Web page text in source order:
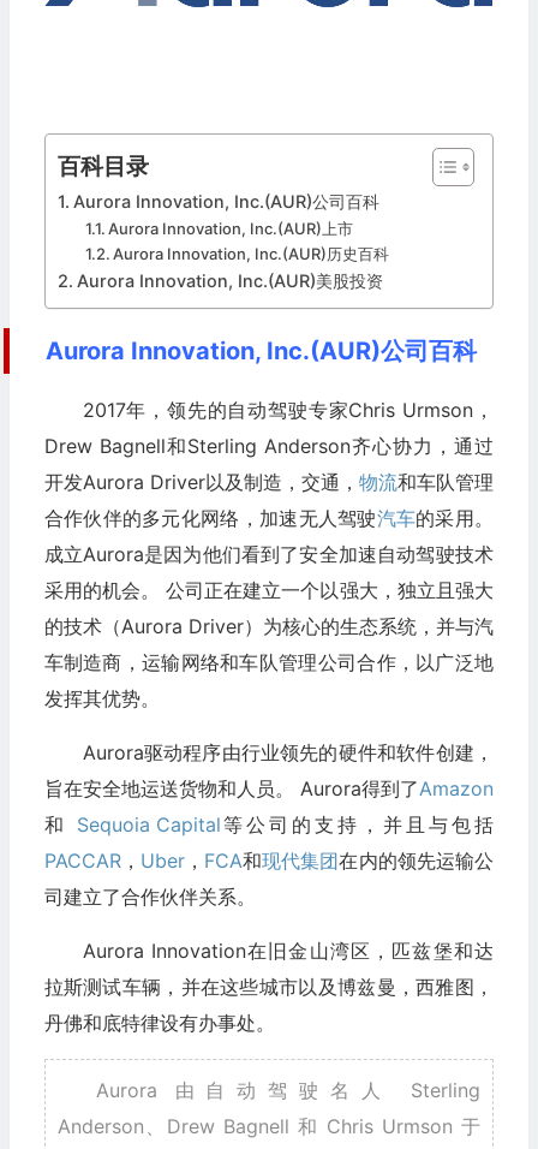
百科目录
Aurora Innovation, Inc.(AUR)公司百科
Aurora Innovation, Inc.(AUR)上市
Aurora Innovation, Inc.(AUR)历史百科
Aurora Innovation, Inc.(AUR)美股投资
Aurora Innovation, Inc.(AUR)公司百科
2017年，领先的自动驾驶专家Chris Urmson，
Drew Bagnell和Sterling Anderson齐心协力，通过
开发Aurora Driver以及制造，交通， 物流和车队管理
合作伙伴的多元化网络，加速无人驾驶汽车的采用。
成立Aurora是因为他们看到了安全加速自动驾驶技术
采用的机会。 公司正在建立一个以强大，独立且强大
的技术（Aurora Driver）为核心的生态系统，并与汽
车制造商，运输网络和车队管理公司合作，以广泛地
发挥其优势。
Aurora驱动程序由行业领先的硬件和软件创建，
旨在安全地运送货物和人员。 Aurora得到了Amazon
和 Sequoia Capital等公司的支持，并且与包括
PACCAR， Uber， FCA和现代集团在内的领先运输公
司建立了合作伙伴关系。
Aurora Innovation在旧金山湾区，匹兹堡和达
拉斯测试车辆，并在这些城市以及博兹曼，西雅图，
丹佛和底特律设有办事处。
Aurora 由自动驾驶名人 Sterling
Anderson、Drew Bagnell 和 Chris Urmson 于